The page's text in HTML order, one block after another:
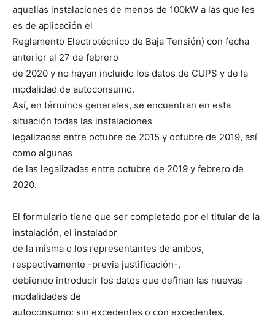
aquellas instalaciones de menos de 100kW a las que les
es de aplicación el
Reglamento Electrotécnico de Baja Tensión) con fecha
anterior al 27 de febrero
de 2020 y no hayan incluido los datos de CUPS y de la
modalidad de autoconsumo.
Así, en términos generales, se encuentran en esta
situación todas las instalaciones
legalizadas entre octubre de 2015 y octubre de 2019, así
como algunas
de las legalizadas entre octubre de 2019 y febrero de
2020.
El formulario tiene que ser completado por el titular de la
instalación, el instalador
de la misma o los representantes de ambos,
respectivamente -previa justificación-,
debiendo introducir los datos que definan las nuevas
modalidades de
autoconsumo: sin excedentes o con excedentes.